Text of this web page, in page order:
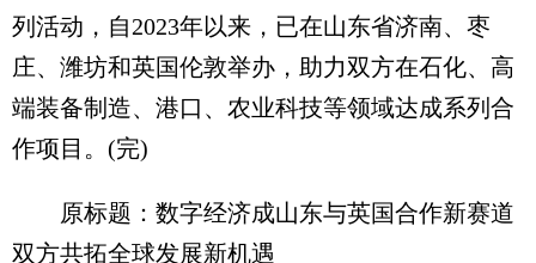
列活动，自2023年以来，已在山东省济南、枣
庄、潍坊和英国伦敦举办，助力双方在石化、高
端装备制造、港口、农业科技等领域达成系列合
作项目。(完)
原标题：数字经济成山东与英国合作新赛道
双方共拓全球发展新机遇